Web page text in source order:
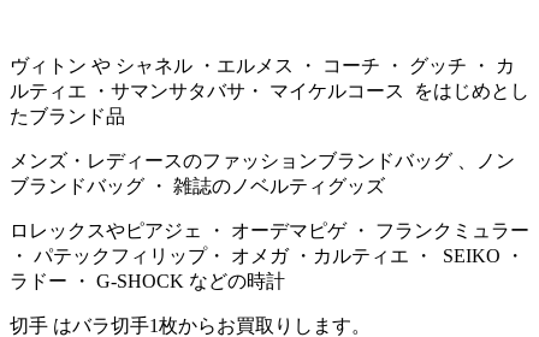
ヴィトン や シャネル ・エルメス ・ コーチ ・ グッチ ・ カ
ルティエ ・サマンサタバサ・ マイケルコース をはじめとし
たブランド品
メンズ・レディースのファッションブランドバッグ 、ノン
ブランドバッグ ・ 雑誌のノベルティグッズ
ロレックスやピアジェ ・ オーデマピゲ ・ フランクミュラー
・ パテックフィリップ・ オメガ ・カルティエ ・ SEIKO ・
ラドー ・ G-SHOCK などの時計
切手 はバラ切手1枚からお買取りします。